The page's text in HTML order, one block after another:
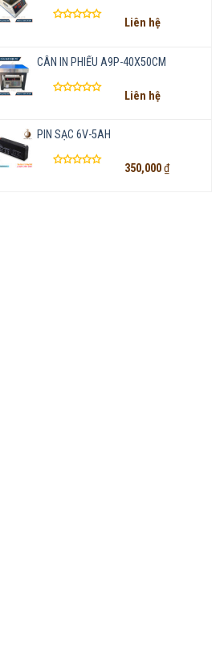
hạng
5
Liên hệ
CÂN IN PHIẾU A9P-40X50CM
hạng
5
Liên hệ
PIN SẠC 6V-5AH
350,000₫